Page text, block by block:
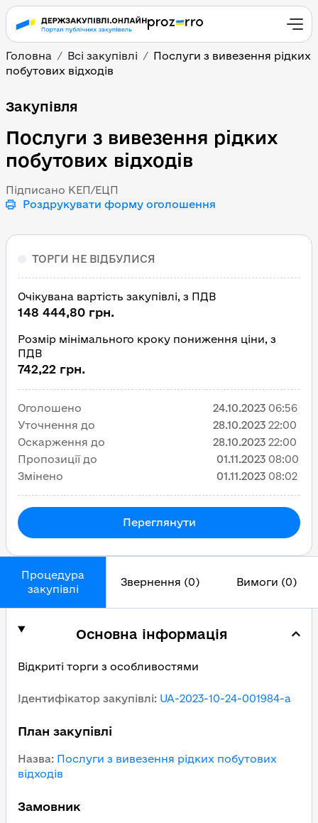
Головна Всі закупівлі
Послуги з вивезення рідких
побутових відходів
Послуги з вивезення
Закупівля
Послуги з вивезення рідких
побутових відходів
Підписано КЕП/ЕЦП
Роздрукувати форму оголошення
Процедура
закупівлі
Звернення (0) Вимоги (0)
Основна інформація
Відкриті торги з особливостями
Ідентифікатор закупівлі: UA-2023-10-24-001984-a
План закупівлі
Назва: Послуги з вивезення рідких побутових
відходів
Замовник
ТОРГИ НЕ ВІДБУЛИСЯ
Очікувана вартість закупівлі, з ПДВ
148 444,80 грн.
Розмір мінімального кроку пониження ціни, з
ПДВ
742,22 грн.
Оголошено 24.10.2023 06:56
Уточнення до
28.10.2023 22:00
Оскарження до
28.10.2023 22:00
Пропозиції до
01.11.2023 08:00
Змінено
01.11.2023 08:02
Переглянути